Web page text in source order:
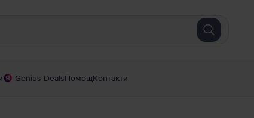
Genius DealsПомощКонтакти